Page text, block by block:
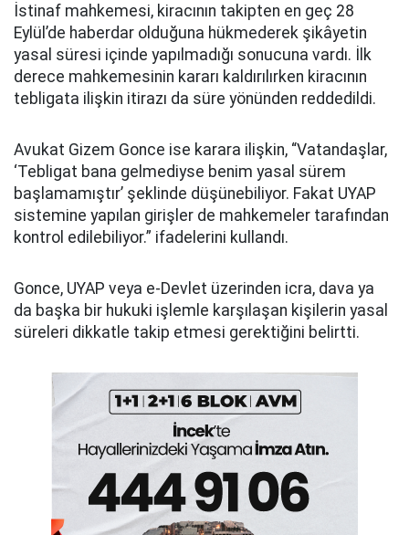
İstinaf mahkemesi, kiracının takipten en geç 28
Eylül’de haberdar olduğuna hükmederek şikâyetin
yasal süresi içinde yapılmadığı sonucuna vardı. İlk
derece mahkemesinin kararı kaldırılırken kiracının
tebligata ilişkin itirazı da süre yönünden reddedildi.
Avukat Gizem Gonce ise karara ilişkin, “Vatandaşlar,
‘Tebligat bana gelmediyse benim yasal sürem
başlamamıştır’ şeklinde düşünebiliyor. Fakat UYAP
sistemine yapılan girişler de mahkemeler tarafından
kontrol edilebiliyor.” ifadelerini kullandı.
Gonce, UYAP veya e-Devlet üzerinden icra, dava ya
da başka bir hukuki işlemle karşılaşan kişilerin yasal
süreleri dikkatle takip etmesi gerektiğini belirtti.